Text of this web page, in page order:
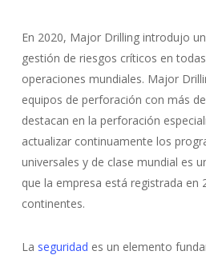
En 2020, Major Drilling introdujo
gestión de riesgos críticos en
operaciones mundiales. Major
equipos de perforación con más
destacan en la perforación
actualizar continuamente los
universales y de clase mundial es
que la empresa está registrada en
continentes.
La seguridad es un elemento